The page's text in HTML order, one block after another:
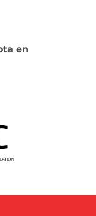
en